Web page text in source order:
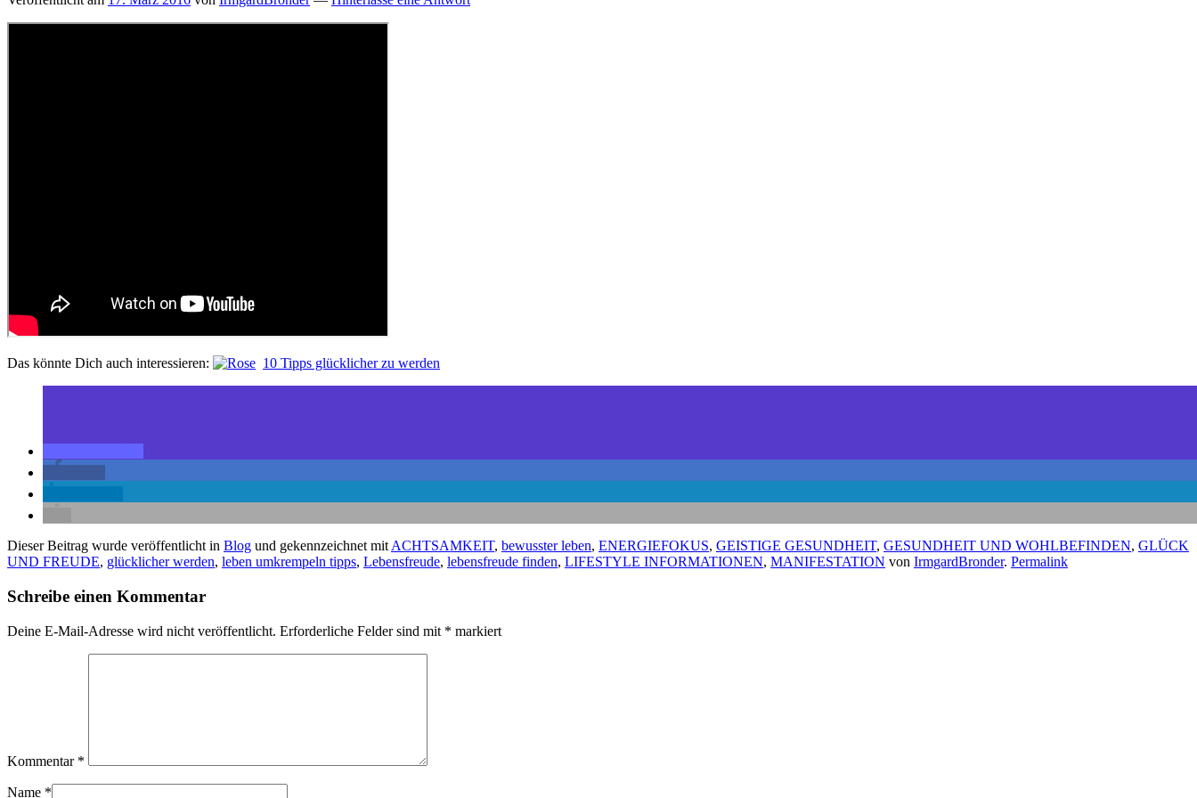
Das könnte Dich auch interessieren: 10 Tipps glücklicher zu werden
Dieser Beitrag wurde veröffentlicht in Blog und gekennzeichnet mitACHTSAMKEIT, bewusster leben, ENERGIEFOKUS, GEISTIGE GESUNDHEIT, GESUNDHEIT UND WOHLBEFINDEN, GLÜCK
UND FREUDE, glücklicher werden, leben umkrempeln tipps, Lebensfreude, lebensfreude finden, LIFESTYLE INFORMATIONEN, MANIFESTATION von IrmgardBronder. Permalink
Schreibe einen Kommentar
Deine E-Mail-Adresse wird nicht veröffentlicht. Erforderliche Felder sind mit * markiert
Kommentar *
Name *